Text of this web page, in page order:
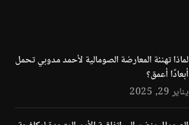
لماذا تهنئة المعارضة الصومالية لأحمد مدوبي تحمل
أبعادًا أعمق؟
يناير 29, 2025